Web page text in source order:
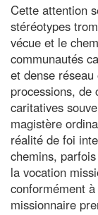
Cette attention
stéréotypes
vécue et le
communautés
et dense
processions, de
caritatives
magistère
réalité de foi
chemins,
la vocation
conformément
missionnaire